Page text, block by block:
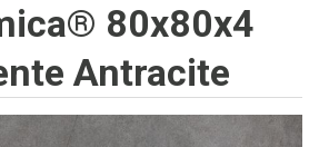
80x80x4
Antracite